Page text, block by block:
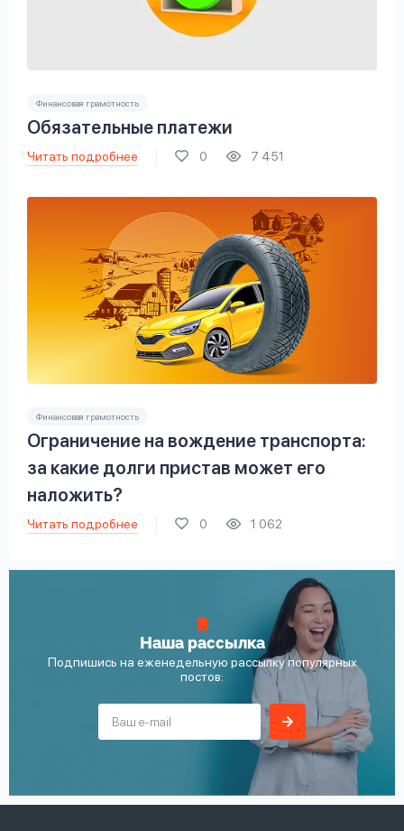
Финансовая грамотность
Обязательные платежи
Читать подробнее 0 7 451
Финансовая грамотность
Ограничение на вождение транспорта:
за какие долги пристав может его
наложить?
Читать подробнее 0 1 062
Наша рассылка
Подпишись на еженедельную рассылку популярных
постов: